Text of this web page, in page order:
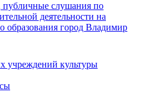
слушания по
деятельности на
образования город Владимир
учреждений культуры